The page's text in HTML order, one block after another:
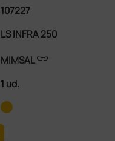
107227
LS INFRA 250
MIMSALlink
1 ud.